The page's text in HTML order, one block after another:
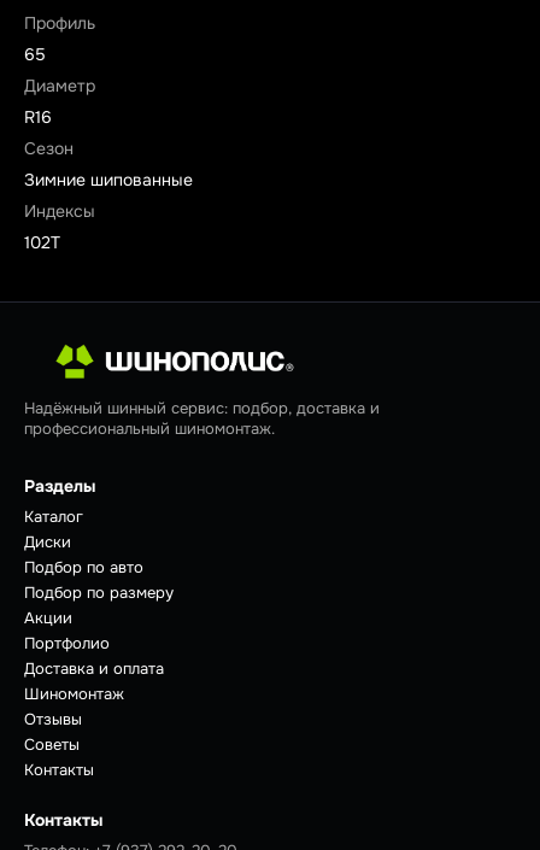
Профиль
65
Диаметр
R16
Сезон
Зимние шипованные
Индексы
102T
Надёжный шинный сервис: подбор, доставка и
профессиональный шиномонтаж.
Разделы
Каталог
Диски
Подбор по авто
Подбор по размеру
Акции
Портфолио
Доставка и оплата
Шиномонтаж
Отзывы
Советы
Контакты
Контакты